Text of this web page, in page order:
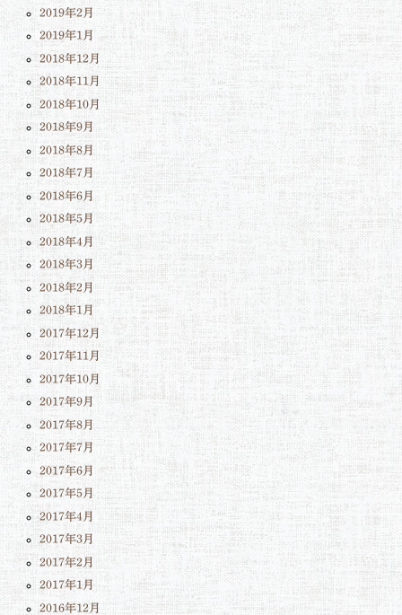
2019年2月
2019年1月
2018年12月
2018年11月
2018年10月
2018年9月
2018年8月
2018年7月
2018年6月
2018年5月
2018年4月
2018年3月
2018年2月
2018年1月
2017年12月
2017年11月
2017年10月
2017年9月
2017年8月
2017年7月
2017年6月
2017年5月
2017年4月
2017年3月
2017年2月
2017年1月
2016年12月